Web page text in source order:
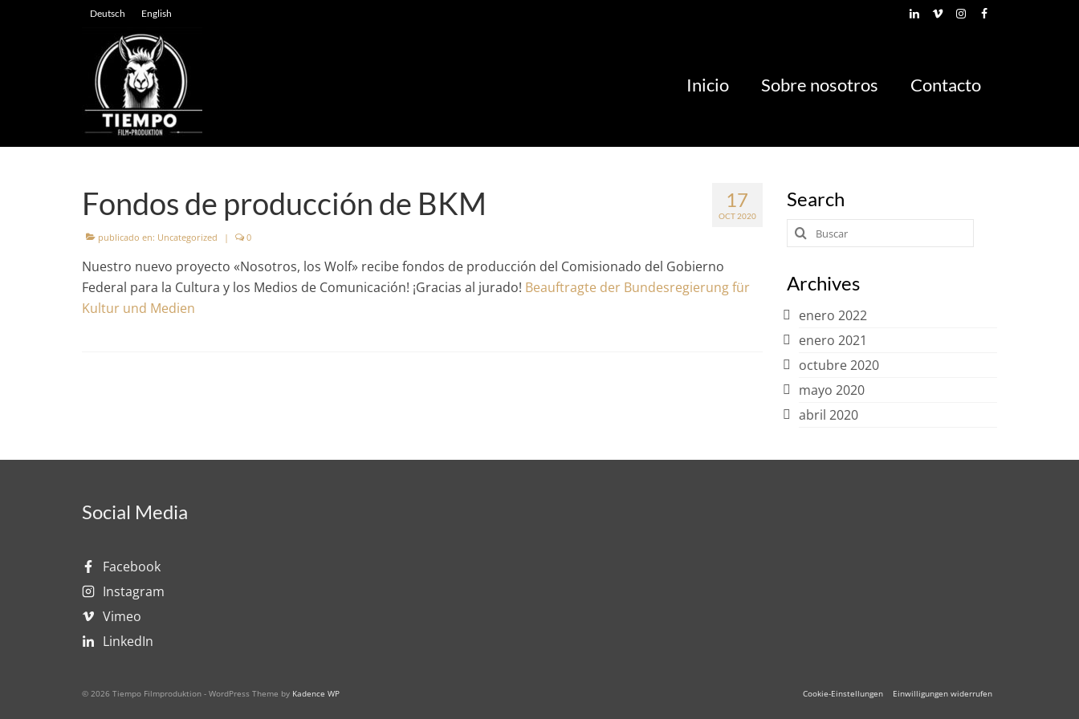
Deutsch English
Inicio Sobre nosotros Contacto
17
OCT 2020
Fondos de producción de BKM
publicado en: Uncategorized | 0
Nuestro nuevo proyecto «Nosotros, los Wolf» recibe fondos de producción del Comisionado del Gobierno
Federal para la Cultura y los Medios de Comunicación! ¡Gracias al jurado! Beauftragte der Bundesregierung für
Kultur und Medien
Search
Buscar
por:
Archives
enero 2022
enero 2021
octubre 2020
mayo 2020
abril 2020
Social Media
Facebook
Instagram
Vimeo
LinkedIn
Cookie-Einstellungen Einwilligungen widerrufen
© 2026 Tiempo Filmproduktion - WordPress Theme by Kadence WP